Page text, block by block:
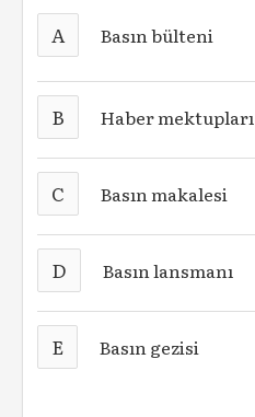
A Basın bülteni
B Haber mektupları
C Basın makalesi
D Basın lansmanı
E Basın gezisi